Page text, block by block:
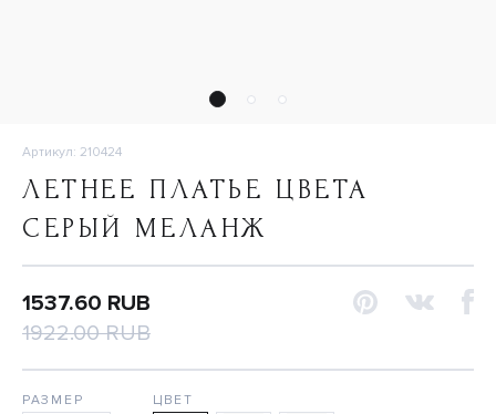
Артикул: 210424
ЛЕТНЕЕ ПЛАТЬЕ ЦВЕТА
СЕРЫЙ МЕЛАНЖ
1537.60 RUB
1922.00 RUB
РАЗМЕР ЦВЕТ